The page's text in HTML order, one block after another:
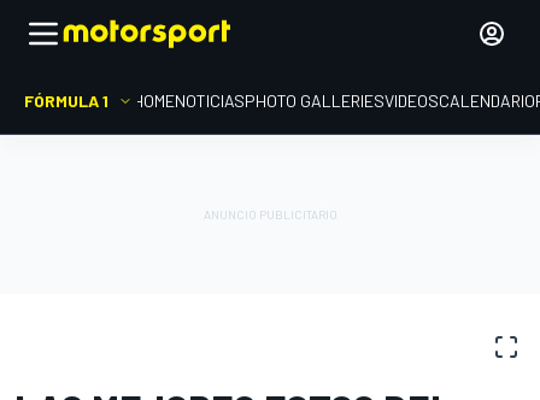
FÓRMULA 1 HOMENOTICIASPHOTO GALLERIESVIDEOSCALENDARIO